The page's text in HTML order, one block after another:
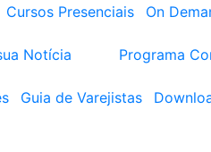
Cursos Presenciais On
Notícia
Programa
Guia de Varejistas